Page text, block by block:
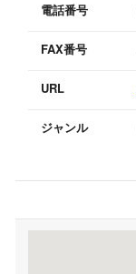
電話番号
FAX番号
URL
ジャンル